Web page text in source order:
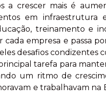
a crescer mais é
em
treinamento e
empresa e passa
desafios condizentes
tarefa para
um ritmo de
e trabalhavam